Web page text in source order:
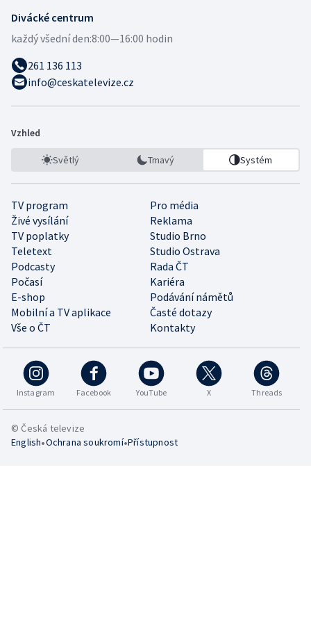
Divácké centrum
každý všední den:8:00—16:00 hodin
261 136 113
info@ceskatelevize.cz
Vzhled
Světlý Tmavý Systém
TV program
Pro média
Živé vysílání
Reklama
TV poplatky
Studio Brno
Teletext
Studio Ostrava
Podcasty
Rada ČT
Počasí
Kariéra
E-shop
Podávání námětů
Mobilní a TV aplikace
Časté dotazy
Vše o ČT
Kontakty
Instagram Facebook YouTube X Threads
© Česká televize
English•Ochrana soukromí•Přístupnost